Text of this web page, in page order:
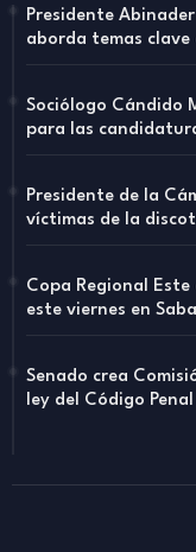
Presidente
aborda temas clave
Sociólogo Cándido
para las
Presidente de la
víctimas de la
Copa Regional
este viernes en
Senado crea
ley del Código Penal